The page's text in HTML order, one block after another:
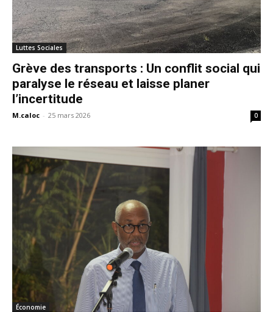
Luttes Sociales
Grève des transports : Un conflit social qui
paralyse le réseau et laisse planer
l’incertitude
M.caloc - 25 mars 2026 0
Économie